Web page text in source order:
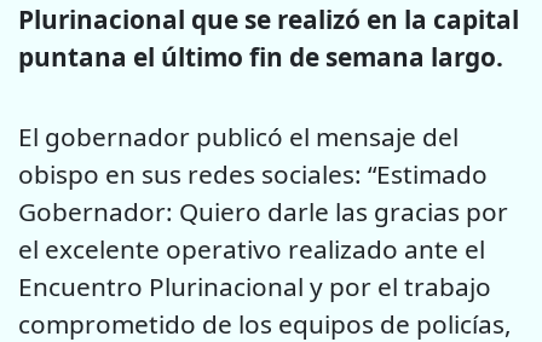
Plurinacional que se realizó en la capital
puntana el último fin de semana largo.
El gobernador publicó el mensaje del
obispo en sus redes sociales: “Estimado
Gobernador: Quiero darle las gracias por
el excelente operativo realizado ante el
Encuentro Plurinacional y por el trabajo
comprometido de los equipos de policías,